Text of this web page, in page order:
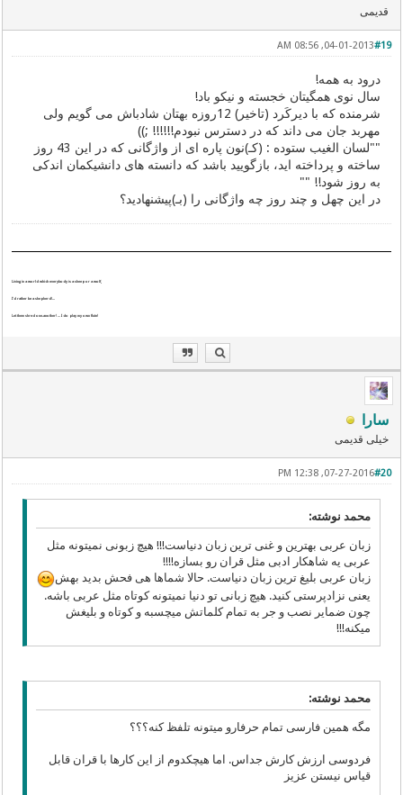
قدیمی
#19
04-01-2013, 08:56 AM
درود به همه!
سال نوی همگیتان خجسته و نیکو باد!
شرمنده که با دیرکَرد (تاخیر) 12روزه بهتان شادباش می گویم ولی
مهربد جان می داند که در دسترس نبودم!!!!!! ;))
""لسان الغیب ستوده : (کـ)نون پاره ای از واژگانی که در این 43 روز
ساخته و پرداخته اید، بازگویید باشد که دانسته های دانشیکمان اندکی
به روز شود!! ""
در این چهل و چند روز چه واژگانی را (بـ)پیشنهادید؟
,Living in a world which everybody is a sheep or a wolf
...!I'd rather be a shepherd
!Let them shred one-another! ... I do play my own flute
سارا
خیلی قدیمی
#20
07-27-2016, 12:38 PM
محمد نوشته:
زبان عربی بهترین و غنی ترین زبان دنیاست!!! هیچ زبونی نمیتونه مثل
عربی یه شاهكار ادبی مثل قران رو بسازه!!!!
زبان عربی بلیغ ترین زبان دنیاست. حالا شماها هی فحش بدید بهش
یعنی نزادپرستی كنید. هیچ زبانی تو دنیا نمیتونه كوتاه مثل عربی باشه.
چون ضمایر نصب و جر به تمام كلماتش میچسبه و كوتاه و بلیغش
میكنه!!!
محمد نوشته:
مگه همین فارسی تمام حرفارو میتونه تلفظ کنه؟؟؟
فردوسی ارزش کارش جداس. اما هیچکدوم از این کارها با قران قابل
قیاس نیستن عزیز